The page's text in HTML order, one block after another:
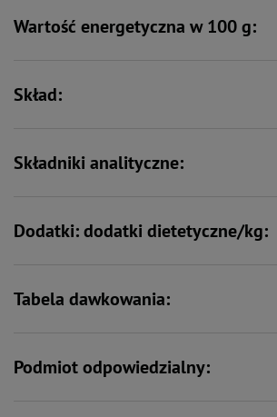
mineralnych
Wspiera kości i stawy
Min.
Wartość energetyczna w 100 g:
Skład:
Składniki analityczne:
Dodatki: dodatki dietetyczne/kg:
Tabela dawkowania:
Podmiot odpowiedzialny: